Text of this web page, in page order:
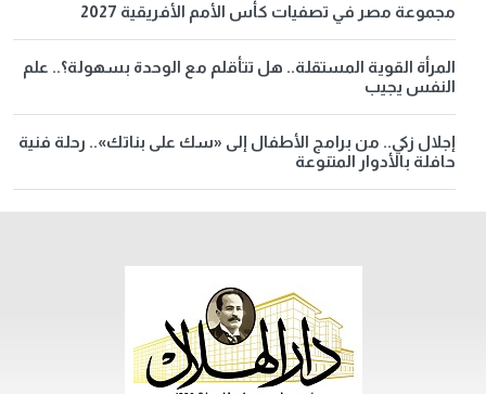
مجموعة مصر في تصفيات كأس الأمم الأفريقية 2027
المرأة القوية المستقلة.. هل تتأقلم مع الوحدة بسهولة؟.. علم
النفس يجيب
إجلال زكي.. من برامج الأطفال إلى «سك على بناتك».. رحلة فنية
حافلة بالأدوار المتنوعة